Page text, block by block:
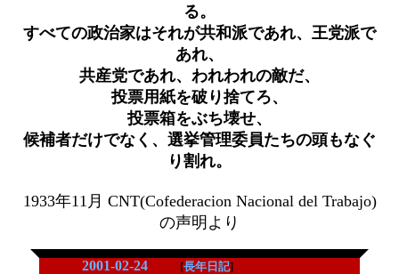
る。
すべての政治家はそれが共和派であれ、王党派で
あれ、
共産党であれ、われわれの敵だ、
投票用紙を破り捨てろ、
投票箱をぶち壊せ、
候補者だけでなく、選挙管理委員たちの頭もなぐ
り割れ。
1933年11月 CNT(Cofederacion Nacional del Trabajo)
の声明より
2001-02-24 [長年日記]